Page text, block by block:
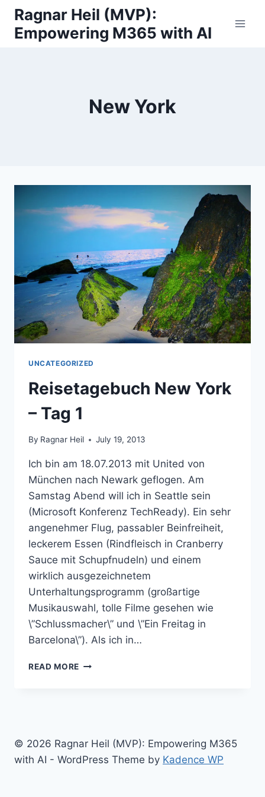
Skip
content
Ragnar Heil (MVP):
Empowering M365 with AI
New York
UNCATEGORIZED
Reisetagebuch New York
– Tag 1
By Ragnar Heil July 19, 2013
Ich bin am 18.07.2013 mit United von
München nach Newark geflogen. Am
Samstag Abend will ich in Seattle sein
(Microsoft Konferenz TechReady). Ein sehr
angenehmer Flug, passabler Beinfreiheit,
leckerem Essen (Rindfleisch in Cranberry
Sauce mit Schupfnudeln) und einem
wirklich ausgezeichnetem
Unterhaltungsprogramm (großartige
Musikauswahl, tolle Filme gesehen wie
\”Schlussmacher\” und \”Ein Freitag in
Barcelona\”). Als ich in…
READ MORE REISETAGEBUCH
© 2026 Ragnar Heil (MVP): Empowering M365
with AI - WordPress Theme by Kadence WP